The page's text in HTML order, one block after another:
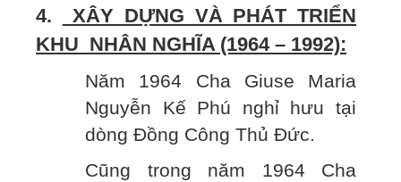
4.
XÂY DỰNG VÀ PHÁT TRIỂN
KHU NHÂN NGHĨA (1964 – 1992):
Năm 1964 Cha Giuse Maria
Nguyễn Kế Phú nghỉ hưu tại
dòng Đồng Công Thủ Đức.
Cũng trong năm 1964 Cha